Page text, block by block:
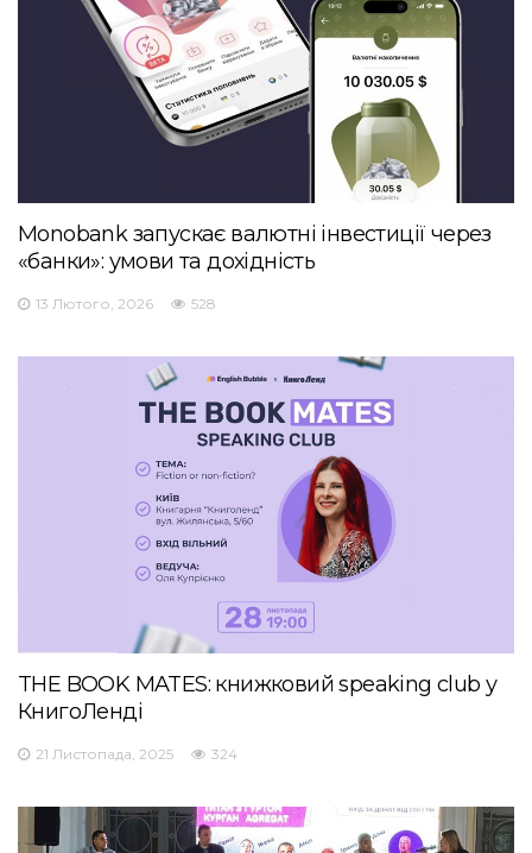
Monobank запускає валютні інвестиції через
«банки»: умови та дохідність
13 Лютого, 2026 528
THE BOOK MATES: книжковий speaking club у
КнигоЛенді
21 Листопада, 2025 324